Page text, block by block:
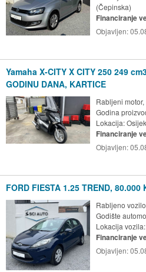
(Čepinska)
Financiranje
Objavljen:
Yamaha X-CITY X CITY 250 249
GODINU DANA, KARTICE
Rabljeni
Godina
Lokacija:
Financiranje
Objavljen:
FORD FIESTA 1.25 TREND,
Rabljeno
Godište
Lokacija vozila:
Financiranje
Objavljen: